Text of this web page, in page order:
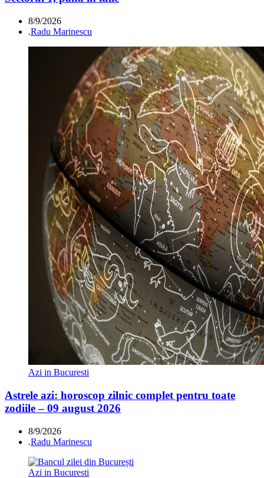
8/9/2026
.Radu Marinescu
Azi in Bucuresti
Astrele azi: horoscop zilnic complet pentru toate
zodiile – 09 august 2026
8/9/2026
.Radu Marinescu
Azi in Bucuresti